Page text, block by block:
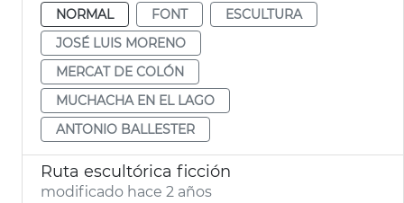
NORMAL FONT
ESCULTURA
JOSÉ LUIS MORENO
MERCAT DE COLÓN
MUCHACHA EN EL LAGO
ANTONIO BALLESTER
Ruta escultórica ficción
modificado hace 2 años